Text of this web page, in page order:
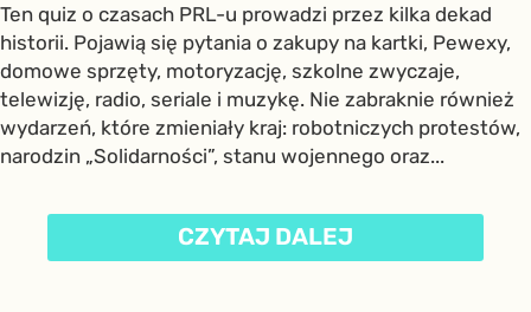
Ten quiz o czasach PRL-u prowadzi przez kilka dekad
historii. Pojawią się pytania o zakupy na kartki, Pewexy,
domowe sprzęty, motoryzację, szkolne zwyczaje,
telewizję, radio, seriale i muzykę. Nie zabraknie również
wydarzeń, które zmieniały kraj: robotniczych protestów,
narodzin „Solidarności”, stanu wojennego oraz...
CZYTAJ DALEJ